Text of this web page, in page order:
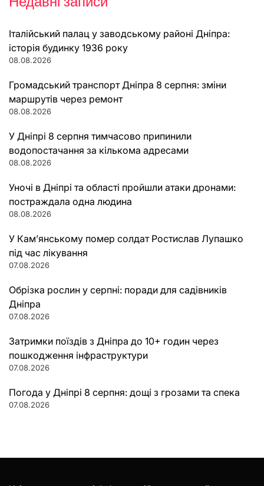
Італійський палац у заводському районі Дніпра:
історія будинку 1936 року
08.08.2026
Громадський транспорт Дніпра 8 серпня: зміни
маршрутів через ремонт
08.08.2026
У Дніпрі 8 серпня тимчасово припинили
водопостачання за кількома адресами
08.08.2026
Уночі в Дніпрі та області пройшли атаки дронами:
постраждала одна людина
08.08.2026
У Кам’янському помер солдат Ростислав Лупашко
під час лікування
07.08.2026
Обрізка рослин у серпні: поради для садівників
Дніпра
07.08.2026
Затримки поїздів з Дніпра до 10+ годин через
пошкодження інфраструктури
07.08.2026
Погода у Дніпрі 8 серпня: дощі з грозами та спека
07.08.2026